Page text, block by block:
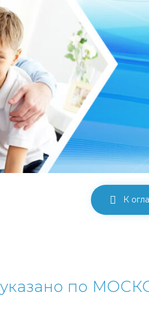
К
указано по